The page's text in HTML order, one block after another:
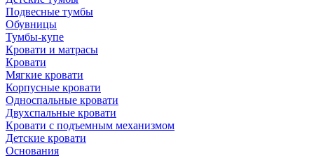
Подвесные тумбы
Обувницы
Тумбы-купе
Кровати и матрасы
Кровати
Мягкие кровати
Корпусные кровати
Односпальные кровати
Двухспальные кровати
Кровати с подъемным механизмом
Детские кровати
Основания